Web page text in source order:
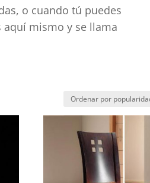
o cuando tú puedes
aquí mismo y se llama